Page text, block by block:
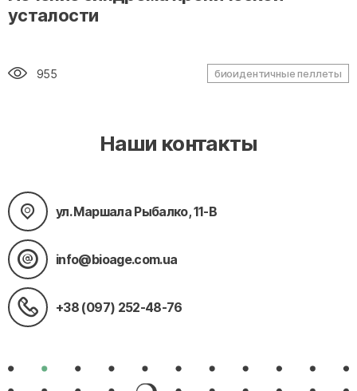
усталости
955 биоидентичные пеллеты
Наши контакты
ул. Маршала Рыбалко, 11-В
info@bioage.com.ua
+38 (097) 252-48-76